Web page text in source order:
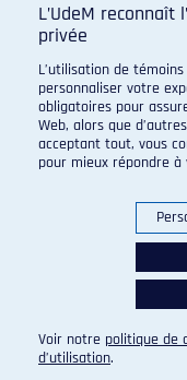
© 2026 Carabins
L’UdeM
privée
L’utilisation de
personnaliser votre
obligatoires pour
Web, alors que
acceptant tout, vous
pour mieux répondre à
Voir notre politique de
d’utilisation.